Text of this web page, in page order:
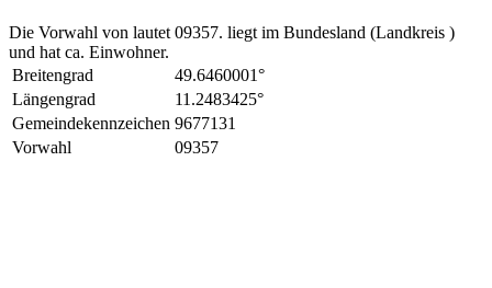
Die Vorwahl von lautet 09357. liegt im Bundesland (Landkreis )
und hat ca. Einwohner.
Breitengrad
49.6460001°
Längengrad
11.2483425°
Gemeindekennzeichen 9677131
Vorwahl
09357